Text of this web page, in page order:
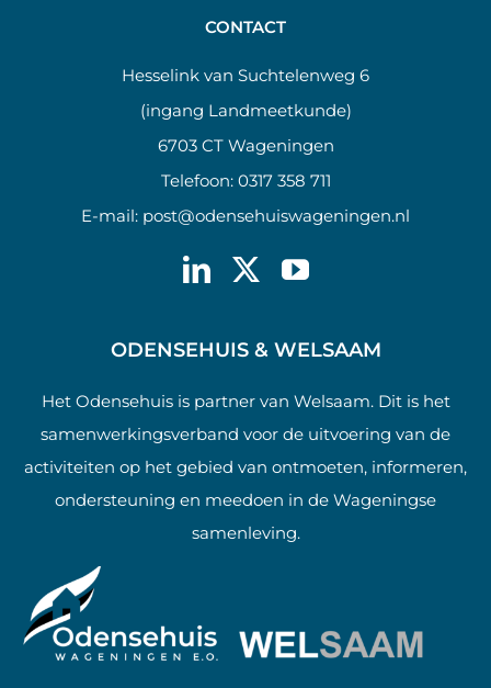
CONTACT
Hesselink van Suchtelenweg 6
(ingang Landmeetkunde)
6703 CT Wageningen
Telefoon: 0317 358 711
E-mail: post@odensehuiswageningen.nl
ODENSEHUIS & WELSAAM
Het Odensehuis is partner van Welsaam. Dit is het
samenwerkingsverband voor de uitvoering van de
activiteiten op het gebied van ontmoeten, informeren,
ondersteuning en meedoen in de Wageningse
samenleving.